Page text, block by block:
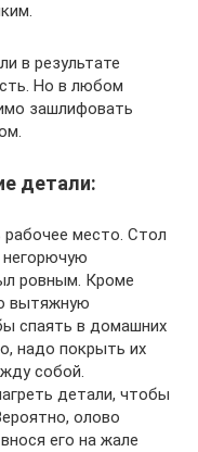
в результате
Но в любом
зашлифовать
детали:
место. Стол
ровным. Кроме
вытяжную
спаять в домашних
надо покрыть их
собой.
детали, чтобы
олово
его на жале